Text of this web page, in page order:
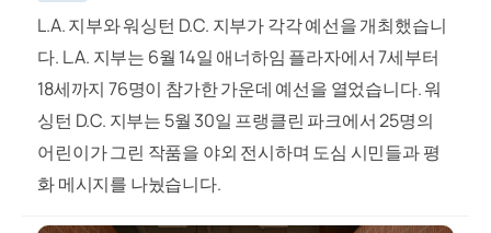
L.A. 지부와 워싱턴 D.C. 지부가 각각 예선을 개최했습니
다. L.A. 지부는 6월 14일 애너하임 플라자에서 7세부터
18세까지 76명이 참가한 가운데 예선을 열었습니다. 워
싱턴 D.C. 지부는 5월 30일 프랭클린 파크에서 25명의
어린이가 그린 작품을 야외 전시하며 도심 시민들과 평
화 메시지를 나눴습니다.